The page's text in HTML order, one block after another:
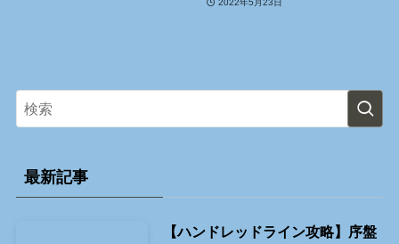
最新記事
【ハンドレッドライン攻略】序盤